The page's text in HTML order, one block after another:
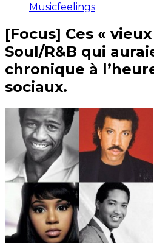
Musicfeelings
[Focus] Ces «
Soul/R&B qui
chronique à
sociaux.